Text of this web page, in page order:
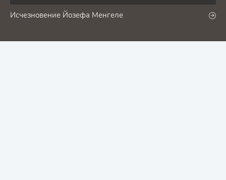
Исчезновение Йозефа Менгеле